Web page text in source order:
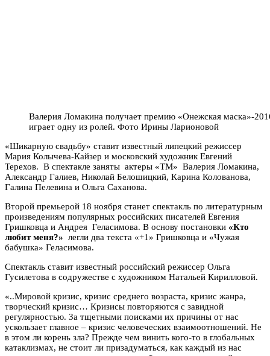
Валерия Ломакина получает премию «Онежская маска»-
играет одну из ролей. Фото Ирины Ларионовой
«Шикарную свадьбу» ставит известный липецкий режиссер
Мария Колычева-Кайзер и московский художник Евгений
Терехов. В спектакле заняты актеры «ТМ» Валерия Ломакина,
Александр Галиев, Николай Белошицкий, Карина Колованова,
Галина Пелевина и Ольга Саханова.
Второй премьерой 18 ноября станет спектакль по литературным
произведениям популярных российских писателей Евгения
Гришковца и Андрея Геласимова. В основу постановки «Кто
любит меня?» легли два текста «+1» Гришковца и «Чужая
бабушка» Геласимова.
Спектакль ставит известный российский режиссер Ольга
Гусилетова в содружестве с художником Натальей Кирилловой.
«..Мировой кризис, кризис среднего возраста, кризис жанра,
творческий кризис… Кризисы повторяются с завидной
регулярностью. За тщетными поисками их причины от нас
ускользает главное – кризис человеческих взаимоотношений. Не
в этом ли корень зла? Прежде чем винить кого-то в глобальных
катаклизмах, не стоит ли призадуматься, как каждый из нас